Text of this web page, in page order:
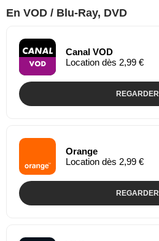
En VOD / Blu-Ray, DVD
Canal VOD
Location dès 2,99 €
REGARDER
Orange
Location dès 2,99 €
REGARDER